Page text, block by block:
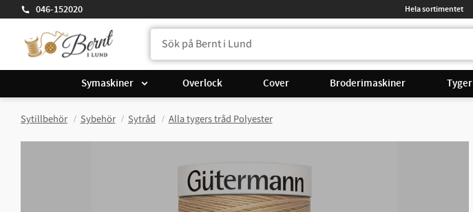
046-152020 Hela sortimentet
Symaskiner Overlock Cover Broderimaskiner Tyger
Sytillbehör Sybehör Sytråd Alla tygers tråd Polyester